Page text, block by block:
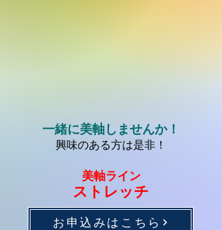
一緒に美軸しませんか！
興味のある方は是非！
美軸ライン
ストレッチ
お申込みはこちら